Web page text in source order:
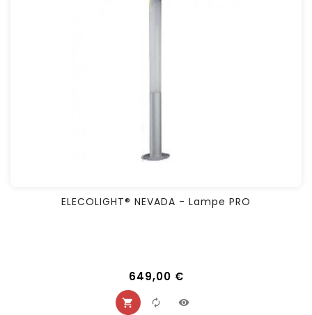
ELECOLIGHT® NEVADA - Lampe PRO
649,00 €